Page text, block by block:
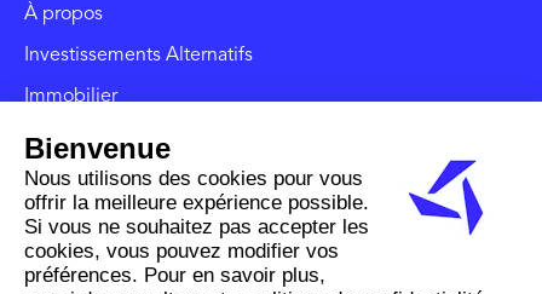
À propos
Investissements Alternatifs
Immobilier
Gestion de fortune
Actualités & perspectives